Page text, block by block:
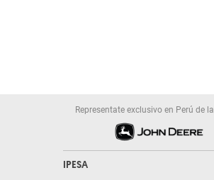
Representate exclusivo en Perú de
IPESA